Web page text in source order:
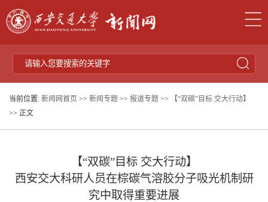
当前位置: 新闻网首页 >> 新闻专题 >> 报道专题 >>
【“双碳”目标 交大行动】
>> 正文
【“双碳”目标 交大行动】
西安交大科研人员在棕碳气溶胶分子吸光机制研
究中取得重要进展